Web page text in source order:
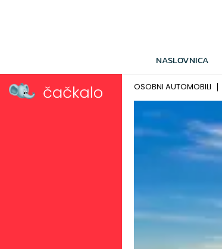
NASLOVNICA